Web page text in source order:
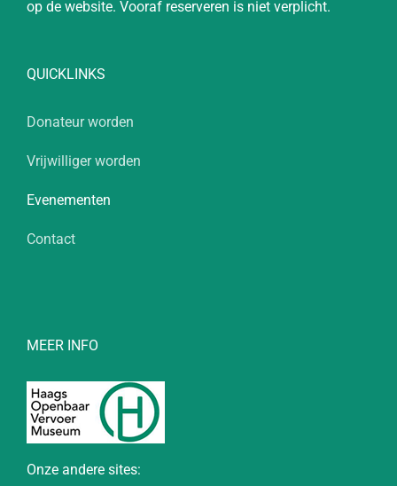
op de website. Vooraf reserveren is niet verplicht.
QUICKLINKS
Donateur worden
Vrijwilliger worden
Evenementen
Contact
MEER INFO
Onze andere sites: